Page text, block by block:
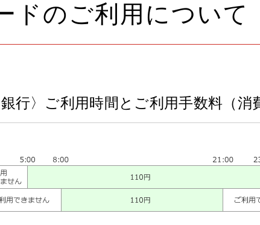
ドのご利用について
行〉 ご利用時間とご利用手数料（消